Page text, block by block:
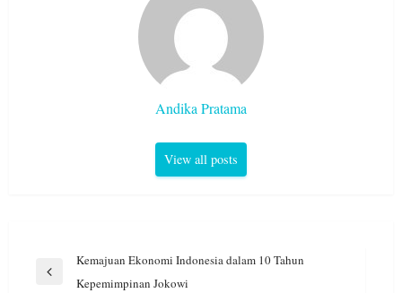
Andika Pratama
View all posts
Navigasi
Previous
Kemajuan Ekonomi Indonesia dalam 10 Tahun
Kepemimpinan Jokowi